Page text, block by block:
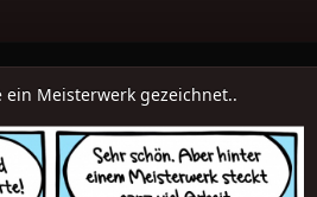
ein Meisterwerk gezeichnet..